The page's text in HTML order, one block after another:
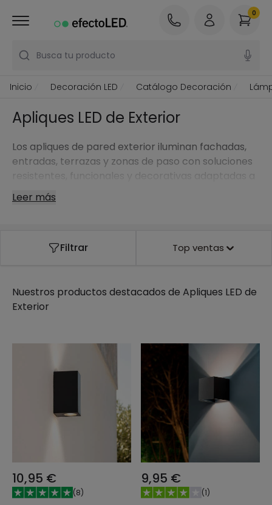
Busca tu producto
0
Inicio Decoración LED Catálogo Decoración
Apliques LED de Exterior
Los apliques de pared exterior iluminan fachadas,
entradas, terrazas y zonas de paso con soluciones
resistentes, funcionales y decorativas adaptadas a
la intemperie.
Leer más
Filtrar Top ventas
Nuestros productos destacados de Apliques LED de
Exterior
10,95 €
(8)
9,95 €
(1)